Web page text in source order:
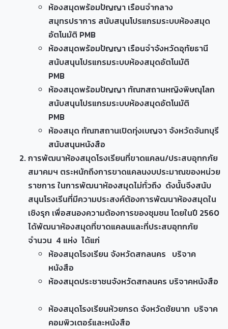
ห้องสมุดพร้อมปัญญา เรือนจำกลาง
สมุทรปราการ สนับสนุนโปรแกรมระบบห้องสมุด
อัตโนมัติ PMB
ห้องสมุดพร้อมปัญญา เรือนจำจังหวัดอุทัยธานี
สนับสนุนโปรแกรมระบบห้องสมุดอัตโนมัติ
PMB
ห้องสมุดพร้อมปัญญา ทัณฑสถานหญิงพิษณุโลก
สนับสนุนโปรแกรมระบบห้องสมุดอัตโนมัติ
PMB
ห้องสมุด ทัณฑสถานเปิดทุ่งเบญจา จังหวัดจันทบุรี
สนับสนุนหนังสือ
การพัฒนาห้องสมุดโรงเรียนที่ขาดแคลน/ประสบอุทกภัย
สมาคมฯ ตระหนักถึงการขาดแคลนงบประมาณของหน่วย
ราชการ ในการพัฒนาห้องสมุดไม่ทั่วถึง ดังนั้นจึงสนับ
สนุนโรงเรีนที่มีความประสงค์ต้องการพัฒนาห้องสมุดใน
เชิงรุก เพื่อสนองความต้องการของชุมชน โดยในปี 2560
ได้พัฒนาห้องสมุดที่ขาดแคลนและที่ประสบอุทกภัย
จำนวน 4 แห่ง ได้แก่
ห้องสมุดโรงเรียน จังหวัดสกลนคร บริจาค
หนังสือ
ห้องสมุดประชาชนจังหวัดสกลนคร บริจาคหนังสือ
ห้องสมุดโรงเรียนห้วยกรด จังหวัดชัยนาท บริจาค
คอมพิวเตอร์และหนังสือ